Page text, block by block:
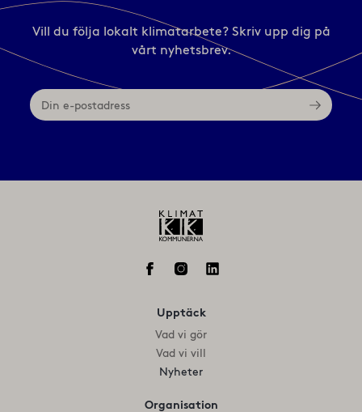
Vill du följa lokalt klimatarbete? Skriv upp dig på
vårt nyhetsbrev.
Din
e-
postadress
Upptäck
Vad vi gör
Vad vi vill
Nyheter
Organisation